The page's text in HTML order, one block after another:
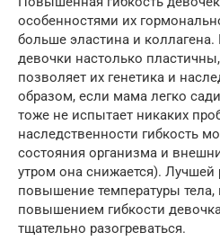
особенностями их
больше эластина и
девочки настолько
позволяет их генетика и
образом, если мама легко
тоже не испытает никаких
наследственности гибкость
состояния организма и
утром она снижается). Лучшей
повышение температуры тела,
повышением гибкости
тщательно разогреваться.